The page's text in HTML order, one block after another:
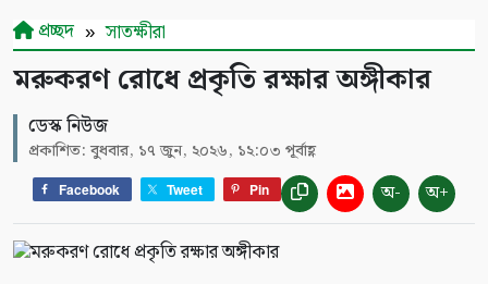
প্রচ্ছদ সাতক্ষীরা
মরুকরণ রোধে প্রকৃতি রক্ষার অঙ্গীকার
ডেস্ক নিউজ
প্রকাশিত: বুধবার, ১৭ জুন, ২০২৬, ১২:০৩ পূর্বাহ্ণ
Facebook Tweet Pin অ- অ+